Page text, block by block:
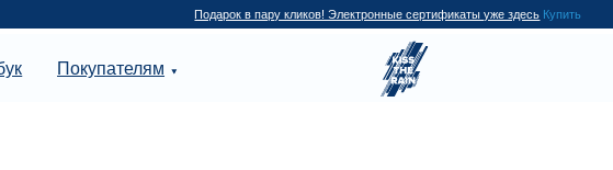
Подарок в пару кликов! Электронные сертификаты уже здесь Купить
Покупателям